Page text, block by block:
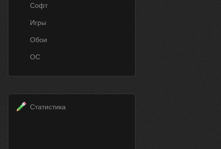
Софт
Игры
Обои
ОС
Статистика